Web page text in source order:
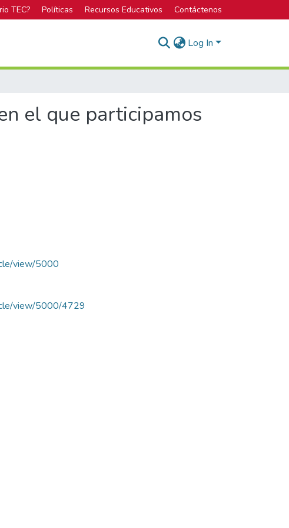
TEC? Políticas Recursos Educativos Contáctenos
Log In
el que participamos
view/5000
view/5000/4729